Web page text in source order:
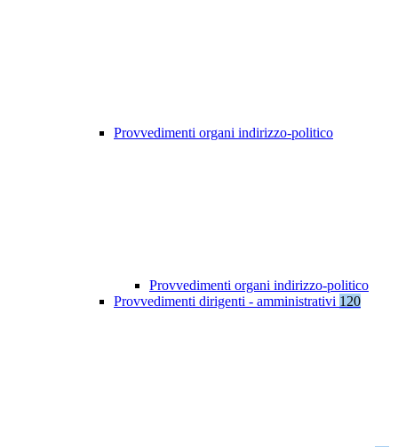
Provvedimenti organi indirizzo-politico
Provvedimenti organi indirizzo-politico
Provvedimenti dirigenti - amministrativi 120